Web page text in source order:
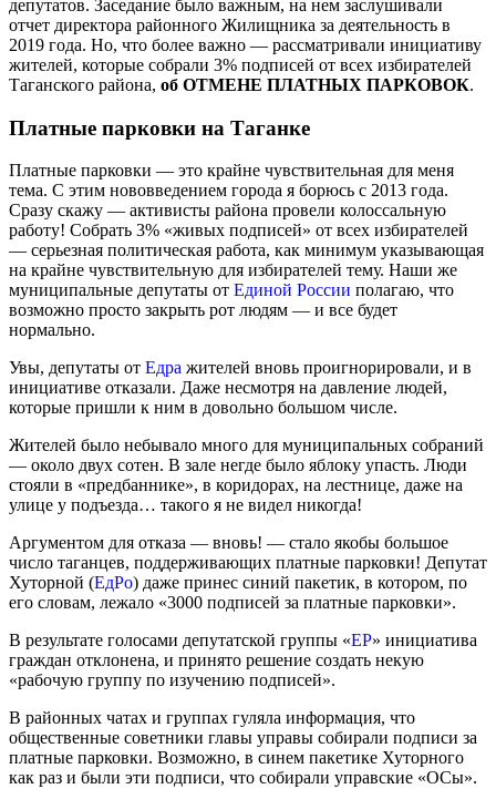
депутатов. Заседание было важным, на нем заслушивали
отчет директора районного Жилищника за деятельность в
2019 года. Но, что более важно — рассматривали инициативу
жителей, которые собрали 3% подписей от всех избирателей
Таганского района, об ОТМЕНЕ ПЛАТНЫХ ПАРКОВОК.
Платные парковки на Таганке
Платные парковки — это крайне чувствительная для меня
тема. С этим нововведением города я борюсь с 2013 года.
Сразу скажу — активисты района провели колоссальную
работу! Собрать 3% «живых подписей» от всех избирателей
— серьезная политическая работа, как минимум указывающая
на крайне чувствительную для избирателей тему. Наши же
муниципальные депутаты от Единой России полагаю, что
возможно просто закрыть рот людям — и все будет
нормально.
Увы, депутаты от Едра жителей вновь проигнорировали, и в
инициативе отказали. Даже несмотря на давление людей,
которые пришли к ним в довольно большом числе.
Жителей было небывало много для муниципальных собраний
— около двух сотен. В зале негде было яблоку упасть. Люди
стояли в «предбаннике», в коридорах, на лестнице, даже на
улице у подъезда… такого я не видел никогда!
Аргументом для отказа — вновь! — стало якобы большое
число таганцев, поддерживающих платные парковки! Депутат
Хуторной (ЕдРо) даже принес синий пакетик, в котором, по
его словам, лежало «3000 подписей за платные парковки».
В результате голосами депутатской группы «ЕР» инициатива
граждан отклонена, и принято решение создать некую
«рабочую группу по изучению подписей».
В районных чатах и группах гуляла информация, что
общественные советники главы управы собирали подписи за
платные парковки. Возможно, в синем пакетике Хуторного
как раз и были эти подписи, что собирали управские «ОСы».